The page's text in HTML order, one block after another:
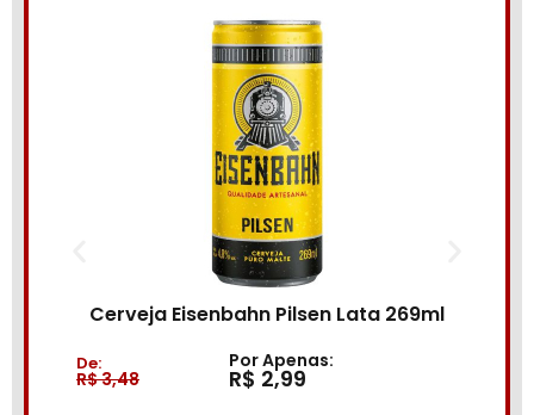
Cerveja Eisenbahn Pilsen Lata 269ml
De:
R$ 3,48
Por Apenas:
R$ 2,99